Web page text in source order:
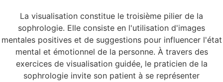
La visualisation constitue le troisième pilier de la
sophrologie. Elle consiste en l'utilisation d'images
mentales positives et de suggestions pour influencer l'état
mental et émotionnel de la personne. À travers des
exercices de visualisation guidée, le praticien de la
sophrologie invite son patient à se représenter